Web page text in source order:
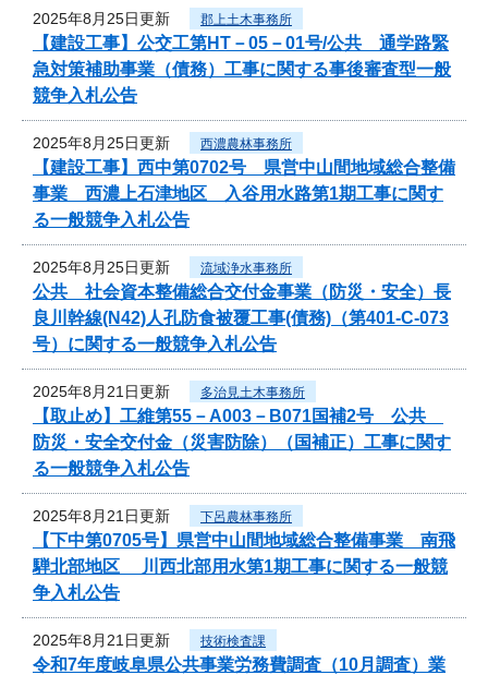
2025年8月25日更新 郡上土木事務所
【建設工事】公交工第HT－05－01号/公共 通学路緊
急対策補助事業（債務）工事に関する事後審査型一般
競争入札公告
2025年8月25日更新 西濃農林事務所
【建設工事】西中第0702号 県営中山間地域総合整備
事業 西濃上石津地区 入谷用水路第1期工事に関す
る一般競争入札公告
2025年8月25日更新 流域浄水事務所
公共 社会資本整備総合交付金事業（防災・安全）長
良川幹線(N42)人孔防食被覆工事(債務)（第401-C-073
号）に関する一般競争入札公告
2025年8月21日更新 多治見土木事務所
【取止め】工維第55－A003－B071国補2号 公共
防災・安全交付金（災害防除）（国補正）工事に関す
る一般競争入札公告
2025年8月21日更新 下呂農林事務所
【下中第0705号】県営中山間地域総合整備事業 南飛
騨北部地区 川西北部用水第1期工事に関する一般競
争入札公告
2025年8月21日更新 技術検査課
令和7年度岐阜県公共事業労務費調査（10月調査）業